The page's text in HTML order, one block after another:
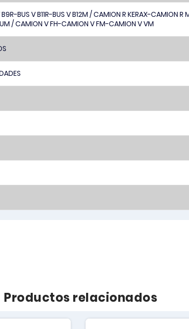
BUS V B11R-BUS V B12M / CAMION R KERAX-CAMION
/ CAMION V FH-CAMION V FM-CAMION V VM
Productos relacionados